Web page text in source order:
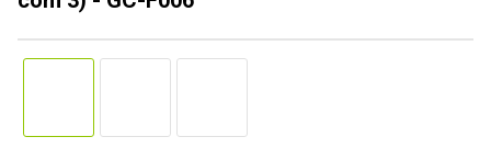
3º
teclado
5º
openbox